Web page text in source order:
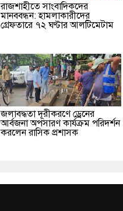
রাজশাহীতে সাংবাদিকদের
মানববন্ধন: হামলাকারীদের
গ্রেফতারে ৭২ ঘণ্টার আলটিমেটাম
জলাবদ্ধতা দূরীকরণে ড্রেনের
আর্বজনা অপসারণ কার্যক্রম পরিদর্শন
করলেন রাসিক প্রশাসক